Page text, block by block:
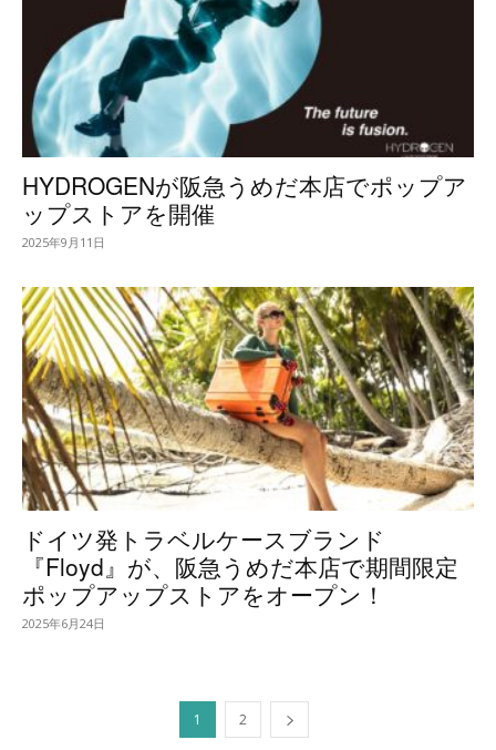
HYDROGENが阪急うめだ本店でポップア
ップストアを開催
2025年9月11日
ドイツ発トラベルケースブランド
『Floyd』が、阪急うめだ本店で期間限定
ポップアップストアをオープン！
2025年6月24日
1 2